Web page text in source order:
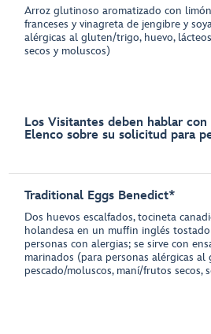
Arroz glutinoso aromatizado con
franceses y vinagreta de jengibre y
alérgicas al gluten/trigo, huevo,
secos y moluscos)
Los Visitantes deben hablar
Elenco sobre su solicitud para
Traditional Eggs Benedict*
Dos huevos escalfados, tocineta
holandesa en un muffin inglés
personas con alergias; se sirve con
marinados (para personas alérgicas
pescado/moluscos, maní/frutos secos,